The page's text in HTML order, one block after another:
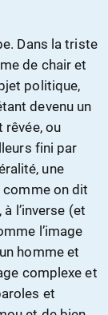
Dans la triste
de chair et
politique,
devenu un
rêvée, ou
fini par
une
comme on dit
l’inverse (et
l’image
homme et
complexe et
et